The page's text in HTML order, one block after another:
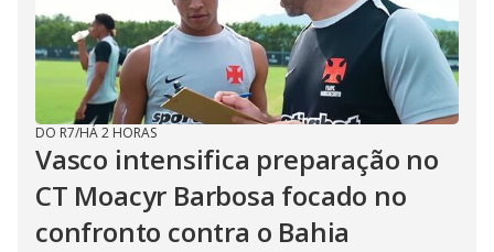
DO R7/HÁ 2 HORAS
Vasco intensifica preparação no
CT Moacyr Barbosa focado no
confronto contra o Bahia